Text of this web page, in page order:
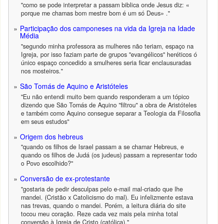
"como se pode interpretar a passam biblica onde Jesus diz: «
porque me chamas bom mestre bom é um só Deus» ."
Participação dos camponeses na vida da Igreja na Idade
Média
"segundo minha professora as mulheres não teriam, espaço na
Igreja, por isso faziam parte de grupos "evangélicos" heréticos ó
único espaço concedido a smulheres seria ficar enclausuradas
nos mosteiros."
São Tomás de Aquino e Aristóteles
"Eu não entendi muito bem quando responderam a um tópico
dizendo que São Tomás de Aquino "filtrou" a obra de Aristóteles
e também como Aquino consegue separar a Teologia da Filosofia
em seus estudos"
Origem dos hebreus
"quando os filhos de Israel passam a se chamar Hebreus, e
quando os filhos de Judá (os judeus) passam a representar todo
o Povo escolhido?"
Conversão de ex-protestante
"gostaria de pedir desculpas pelo e-mail mal-criado que lhe
mandei. (Cristão x Catolicismo do mal). Eu infelizmente estava
nas trevas, quando o mandei. Porém, a leitura diária do site
tocou meu coração. Reze cada vez mais pela minha total
conversão à Igreja de Cristo (católica)."